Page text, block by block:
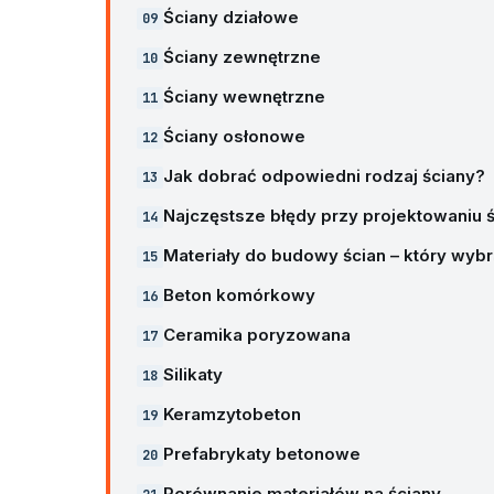
Ściany działowe
Ściany zewnętrzne
Ściany wewnętrzne
Ściany osłonowe
Jak dobrać odpowiedni rodzaj ściany?
Najczęstsze błędy przy projektowaniu
Materiały do budowy ścian – który
Beton komórkowy
Ceramika poryzowana
Silikaty
Keramzytobeton
Prefabrykaty betonowe